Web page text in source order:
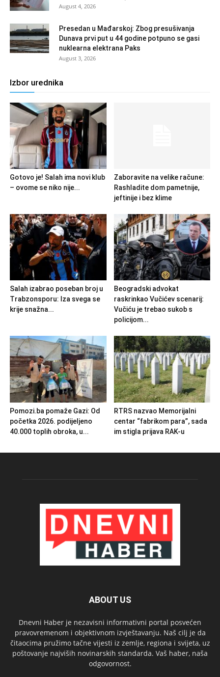
August 4, 2026
Presedan u Mađarskoj: Zbog presušivanja
Dunava prvi put u 44 godine potpuno se gasi
nuklearna elektrana Paks
August 3, 2026
Izbor urednika
Gotovo je! Salah ima novi klub
– ovome se niko nije...
Zaboravite na velike račune:
Rashladite dom pametnije,
jeftinije i bez klime
Salah izabrao poseban broj u
Trabzonsporu: Iza svega se
krije snažna...
Beogradski advokat
raskrinkao Vučićev scenarij:
Vučiću je trebao sukob s
policijom...
Pomozi.ba pomaže Gazi: Od
početka 2026. podijeljeno
40.000 toplih obroka, u...
RTRS nazvao Memorijalni
centar “fabrikom para”, sada
im stigla prijava RAK-u
ABOUT US
Dnevni Haber je nezavisni informativni portal posvećen
pravovremenom i objektivnom izvještavanju. Naš cilj je da
čitaocima pružimo tačne vijesti iz zemlje, regiona i svijeta, uz
poštovanje najviših novinarskih standarda. Vaš haber, naša
odgovornost.